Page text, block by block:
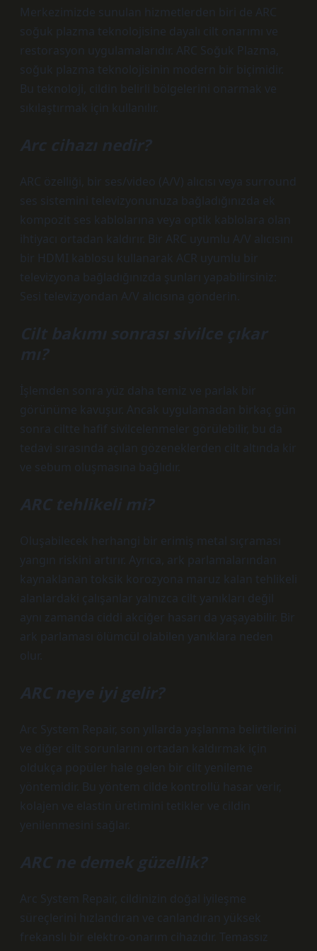
Merkezimizde sunulan hizmetlerden biri de ARC
soğuk plazma teknolojisine dayalı cilt onarımı ve
restorasyon uygulamalarıdır. ARC Soğuk Plazma,
soğuk plazma teknolojisinin modern bir biçimidir.
Bu teknoloji, cildin belirli bölgelerini onarmak ve
sıkılaştırmak için kullanılır.
Arc cihazı nedir?
ARC özelliği, bir ses/video (A/V) alıcısı veya surround
ses sistemini televizyonunuza bağladığınızda ek
kompozit ses kablolarına veya optik kablolara olan
ihtiyacı ortadan kaldırır. Bir ARC uyumlu A/V alıcısını
bir HDMI kablosu kullanarak ACR uyumlu bir
televizyona bağladığınızda şunları yapabilirsiniz:
Sesi televizyondan A/V alıcısına gönderin.
Cilt bakımı sonrası sivilce çıkar
mı?
İşlemden sonra yüz daha temiz ve parlak bir
görünüme kavuşur. Ancak uygulamadan birkaç gün
sonra ciltte hafif sivilcelenmeler görülebilir, bu da
tedavi sırasında açılan gözeneklerden cilt altında kir
ve sebum oluşmasına bağlıdır.
ARC tehlikeli mi?
Oluşabilecek herhangi bir erimiş metal sıçraması
yangın riskini artırır. Ayrıca, ark parlamalarından
kaynaklanan toksik korozyona maruz kalan tehlikeli
alanlardaki çalışanlar yalnızca cilt yanıkları değil
aynı zamanda ciddi akciğer hasarı da yaşayabilir. Bir
ark parlaması ölümcül olabilen yanıklara neden
olur.
ARC neye iyi gelir?
Arc System Repair, son yıllarda yaşlanma belirtilerini
ve diğer cilt sorunlarını ortadan kaldırmak için
oldukça popüler hale gelen bir cilt yenileme
yöntemidir. Bu yöntem cilde kontrollü hasar verir,
kolajen ve elastin üretimini tetikler ve cildin
yenilenmesini sağlar.
ARC ne demek güzellik?
Arc System Repair, cildinizin doğal iyileşme
süreçlerini hızlandıran ve canlandıran yüksek
frekanslı bir elektro-onarım cihazıdır. Temassız